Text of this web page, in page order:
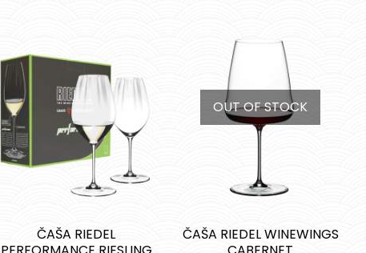
ČAŠA RIEDEL
OUT OF STOCK
ČAŠA RIEDEL WINEWINGS